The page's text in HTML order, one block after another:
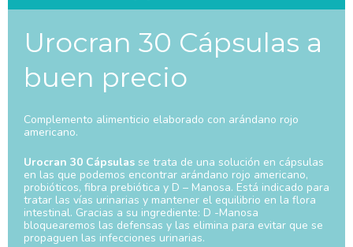
Urocran 30 Cápsulas a
buen precio
Complemento alimenticio elaborado con arándano rojo
americano.
Urocran 30 Cápsulas se trata de una solución en cápsulas
en las que podemos encontrar arándano rojo americano,
probióticos, fibra prebiótica y D – Manosa. Está indicado para
tratar las vías urinarias y mantener el equilibrio en la flora
intestinal. Gracias a su ingrediente: D -Manosa
bloquearemos las defensas y las elimina para evitar que se
propaguen las infecciones urinarias.